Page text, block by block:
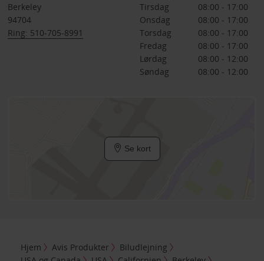
Berkeley
94704
Ring: 510-705-8991
Tirsdag
08:00 - 17:00
Onsdag
08:00 - 17:00
Torsdag
08:00 - 17:00
Fredag
08:00 - 17:00
Lørdag
08:00 - 12:00
Søndag
08:00 - 12:00
Se kort
Hjem Avis Produkter
Biludlejning